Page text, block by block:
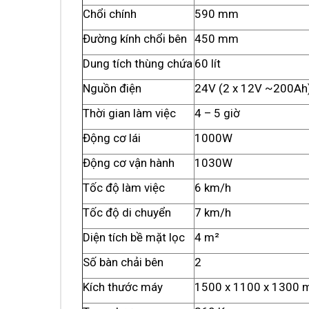
Chổi chính
590 mm
Đường kính chổi bên 450 mm
Dung tích thùng chứa 60 lít
Nguồn điện
24V (2 x 12V
Thời gian làm việc
4 – 5 giờ
Động cơ lái
1000W
Động cơ vận hành
1030W
Tốc độ làm việc
6 km/h
Tốc độ di chuyển
7 km/h
Diện tích bề mặt lọc
4 m²
Số bàn chải bên
2
Kích thước máy
1500 x 1100 x 1300